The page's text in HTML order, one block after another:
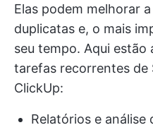
Elas podem melhorar
duplicatas e, o mais
seu tempo. Aqui estão
tarefas recorrentes de
ClickUp:
Relatórios e análise